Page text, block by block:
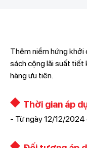
Thêm niềm hứng khởi
sách cộng lãi suất tiết
hàng ưu tiên.
Thời gian áp
- Từ ngày 12/12/